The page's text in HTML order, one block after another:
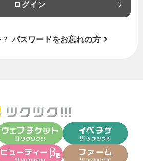
ログイン
パスワードをお忘れの方